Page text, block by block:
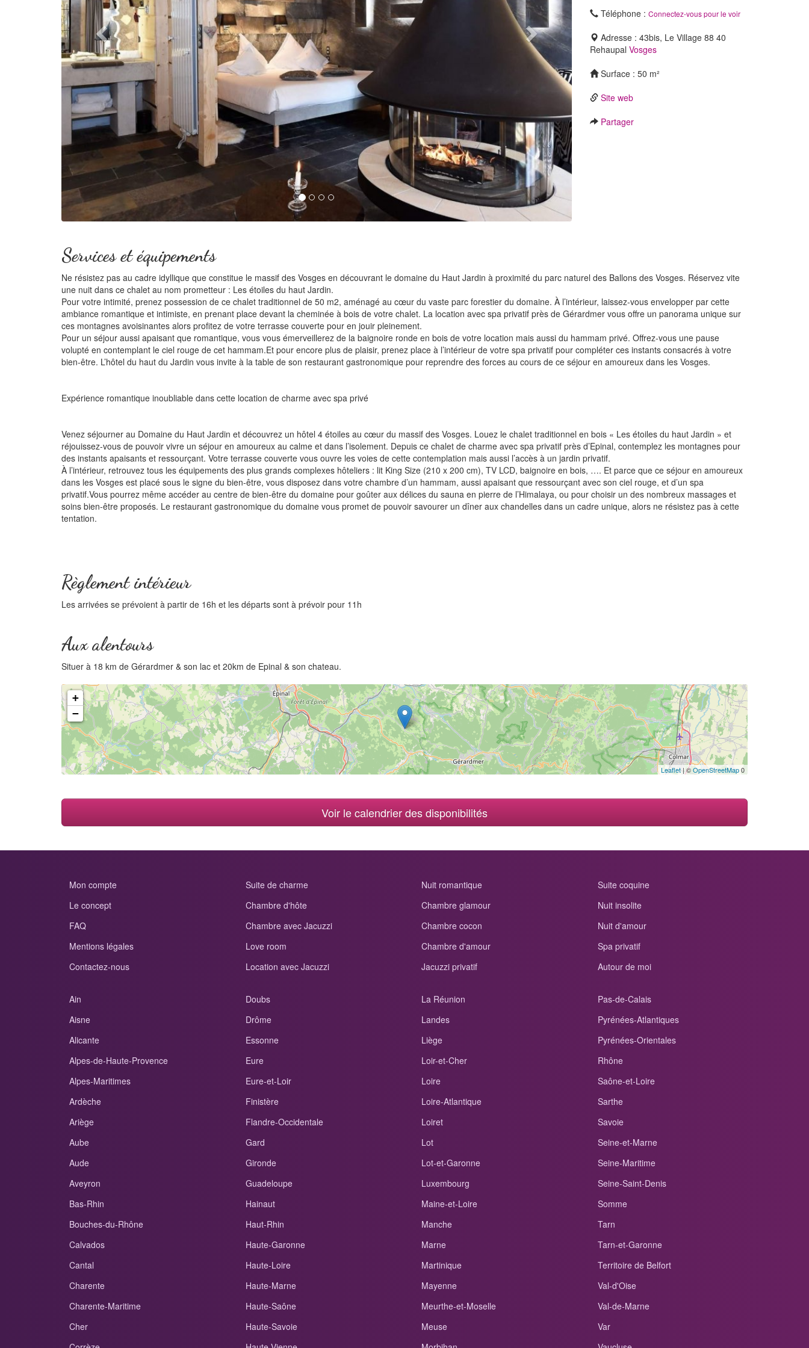
Téléphone : Connectez-vous pour le voir
Adresse : 43bis, Le Village 88 40
Rehaupal Vosges
Surface : 50 m²
Site web
Partager
Services et équipements
Ne résistez pas au cadre idyllique que constitue le massif des Vosges en découvrant le domaine du Haut Jardin à proximité du parc naturel des Ballons des Vosges. Réservez vite
une nuit dans ce chalet au nom prometteur : Les étoiles du haut Jardin.
Pour votre intimité, prenez possession de ce chalet traditionnel de 50 m2, aménagé au cœur du vaste parc forestier du domaine. À l’intérieur, laissez-vous envelopper par cette
ambiance romantique et intimiste, en prenant place devant la cheminée à bois de votre chalet. La location avec spa privatif près de Gérardmer vous offre un panorama unique sur
ces montagnes avoisinantes alors profitez de votre terrasse couverte pour en jouir pleinement.
Pour un séjour aussi apaisant que romantique, vous vous émerveillerez de la baignoire ronde en bois de votre location mais aussi du hammam privé. Offrez-vous une pause
volupté en contemplant le ciel rouge de cet hammam.Et pour encore plus de plaisir, prenez place à l’intérieur de votre spa privatif pour compléter ces instants consacrés à votre
bien-être. L’hôtel du haut du Jardin vous invite à la table de son restaurant gastronomique pour reprendre des forces au cours de ce séjour en amoureux dans les Vosges.
Expérience romantique inoubliable dans cette location de charme avec spa privé
Venez séjourner au Domaine du Haut Jardin et découvrez un hôtel 4 étoiles au cœur du massif des Vosges. Louez le chalet traditionnel en bois « Les étoiles du haut Jardin » et
réjouissez-vous de pouvoir vivre un séjour en amoureux au calme et dans l’isolement. Depuis ce chalet de charme avec spa privatif près d’Epinal, contemplez les montagnes pour
des instants apaisants et ressourçant. Votre terrasse couverte vous ouvre les voies de cette contemplation mais aussi l’accès à un jardin privatif.
À l’intérieur, retrouvez tous les équipements des plus grands complexes hôteliers : lit King Size (210 x 200 cm), TV LCD, baignoire en bois, …. Et parce que ce séjour en amoureux
dans les Vosges est placé sous le signe du bien-être, vous disposez dans votre chambre d’un hammam, aussi apaisant que ressourçant avec son ciel rouge, et d’un spa
privatif.Vous pourrez même accéder au centre de bien-être du domaine pour goûter aux délices du sauna en pierre de l’Himalaya, ou pour choisir un des nombreux massages et
soins bien-être proposés. Le restaurant gastronomique du domaine vous promet de pouvoir savourer un dîner aux chandelles dans un cadre unique, alors ne résistez pas à cette
tentation.
Règlement intérieur
Les arrivées se prévoient à partir de 16h et les départs sont à prévoir pour 11h
Aux alentours
Situer à 18 km de Gérardmer & son lac et 20km de Epinal & son chateau.
+
−
Leaflet| ©OpenStreetMap0
Voir le calendrier des disponibilités
Mon compte
Le concept
FAQ
Mentions légales
Contactez-nous
Suite de charme
Chambre d'hôte
Chambre avec Jacuzzi
Love room
Location avec Jacuzzi
Nuit romantique
Chambre glamour
Chambre cocon
Chambre d'amour
Jacuzzi privatif
Suite coquine
Nuit insolite
Nuit d'amour
Spa privatif
Autour de moi
Ain
Aisne
Alicante
Alpes-de-Haute-Provence
Alpes-Maritimes
Ardèche
Ariège
Aube
Aude
Aveyron
Bas-Rhin
Bouches-du-Rhône
Calvados
Cantal
Charente
Charente-Maritime
Cher
Doubs
Drôme
Essonne
Eure
Eure-et-Loir
Finistère
Flandre-Occidentale
Gard
Gironde
Guadeloupe
Hainaut
Haut-Rhin
Haute-Garonne
Haute-Loire
Haute-Marne
Haute-Saône
Haute-Savoie
La Réunion
Landes
Liège
Loir-et-Cher
Loire
Loire-Atlantique
Loiret
Lot
Lot-et-Garonne
Luxembourg
Maine-et-Loire
Manche
Marne
Martinique
Mayenne
Meurthe-et-Moselle
Meuse
Pas-de-Calais
Pyrénées-Atlantiques
Pyrénées-Orientales
Rhône
Saône-et-Loire
Sarthe
Savoie
Seine-et-Marne
Seine-Maritime
Seine-Saint-Denis
Somme
Tarn
Tarn-et-Garonne
Territoire de Belfort
Val-d'Oise
Val-de-Marne
Var